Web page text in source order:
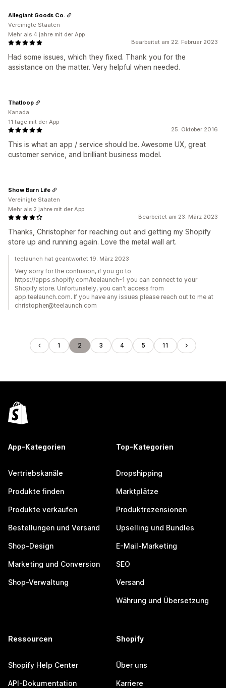
Bearbeitet am 22. Februar 2023
Had some issues, which they fixed. Thank you for the
assistance on the matter. Very helpful when needed.
Allegiant Goods Co.
Vereinigte Staaten
Mehr als 4 jahre mit der App
25. Oktober 2016
This is what an app / service should be. Awesome UX, great
customer service, and brilliant business model.
Thatloop
Kanada
11 tage mit der App
Bearbeitet am 23. März 2023
Thanks, Christopher for reaching out and getting my Shopify
store up and running again. Love the metal wall art.
Show Barn Life
Vereinigte Staaten
Mehr als 2 jahre mit der App
teelaunch hat geantwortet 19. März 2023
Very sorry for the confusion, if you go to
https://apps.shopify.com/teelaunch-1 you can connect to your
Shopify store. Unfortunately, you can't access from
app.teelaunch.com. If you have any issues please reach out to me at
christopher@teelaunch.com
1 2 3 4 5 11
App-Kategorien
Vertriebskanäle
Produkte finden
Produkte verkaufen
Bestellungen und Versand
Shop-Design
Marketing und Conversion
Shop-Verwaltung
Top-Kategorien
Dropshipping
Marktplätze
Produktrezensionen
Upselling und Bundles
E-Mail-Marketing
SEO
Versand
Währung und Übersetzung
Ressourcen
Shopify Help Center
API-Dokumentation
Shopify
Über uns
Karriere